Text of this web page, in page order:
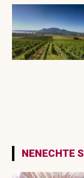
NENECHTE